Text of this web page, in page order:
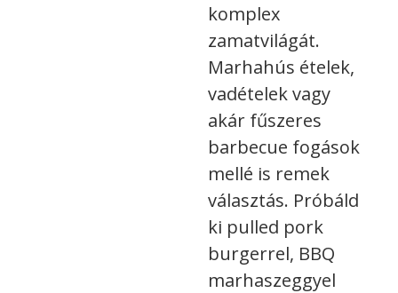
komplex
zamatvilágát.
Marhahús ételek,
vadételek vagy
akár fűszeres
barbecue fogások
mellé is remek
választás. Próbáld
ki pulled pork
burgerrel, BBQ
marhaszeggyel